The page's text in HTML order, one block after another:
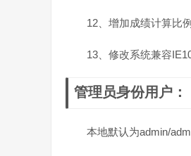
12、增加成绩计算比
13、修改系统兼容
管理员身份用户：
本地默认为admin/